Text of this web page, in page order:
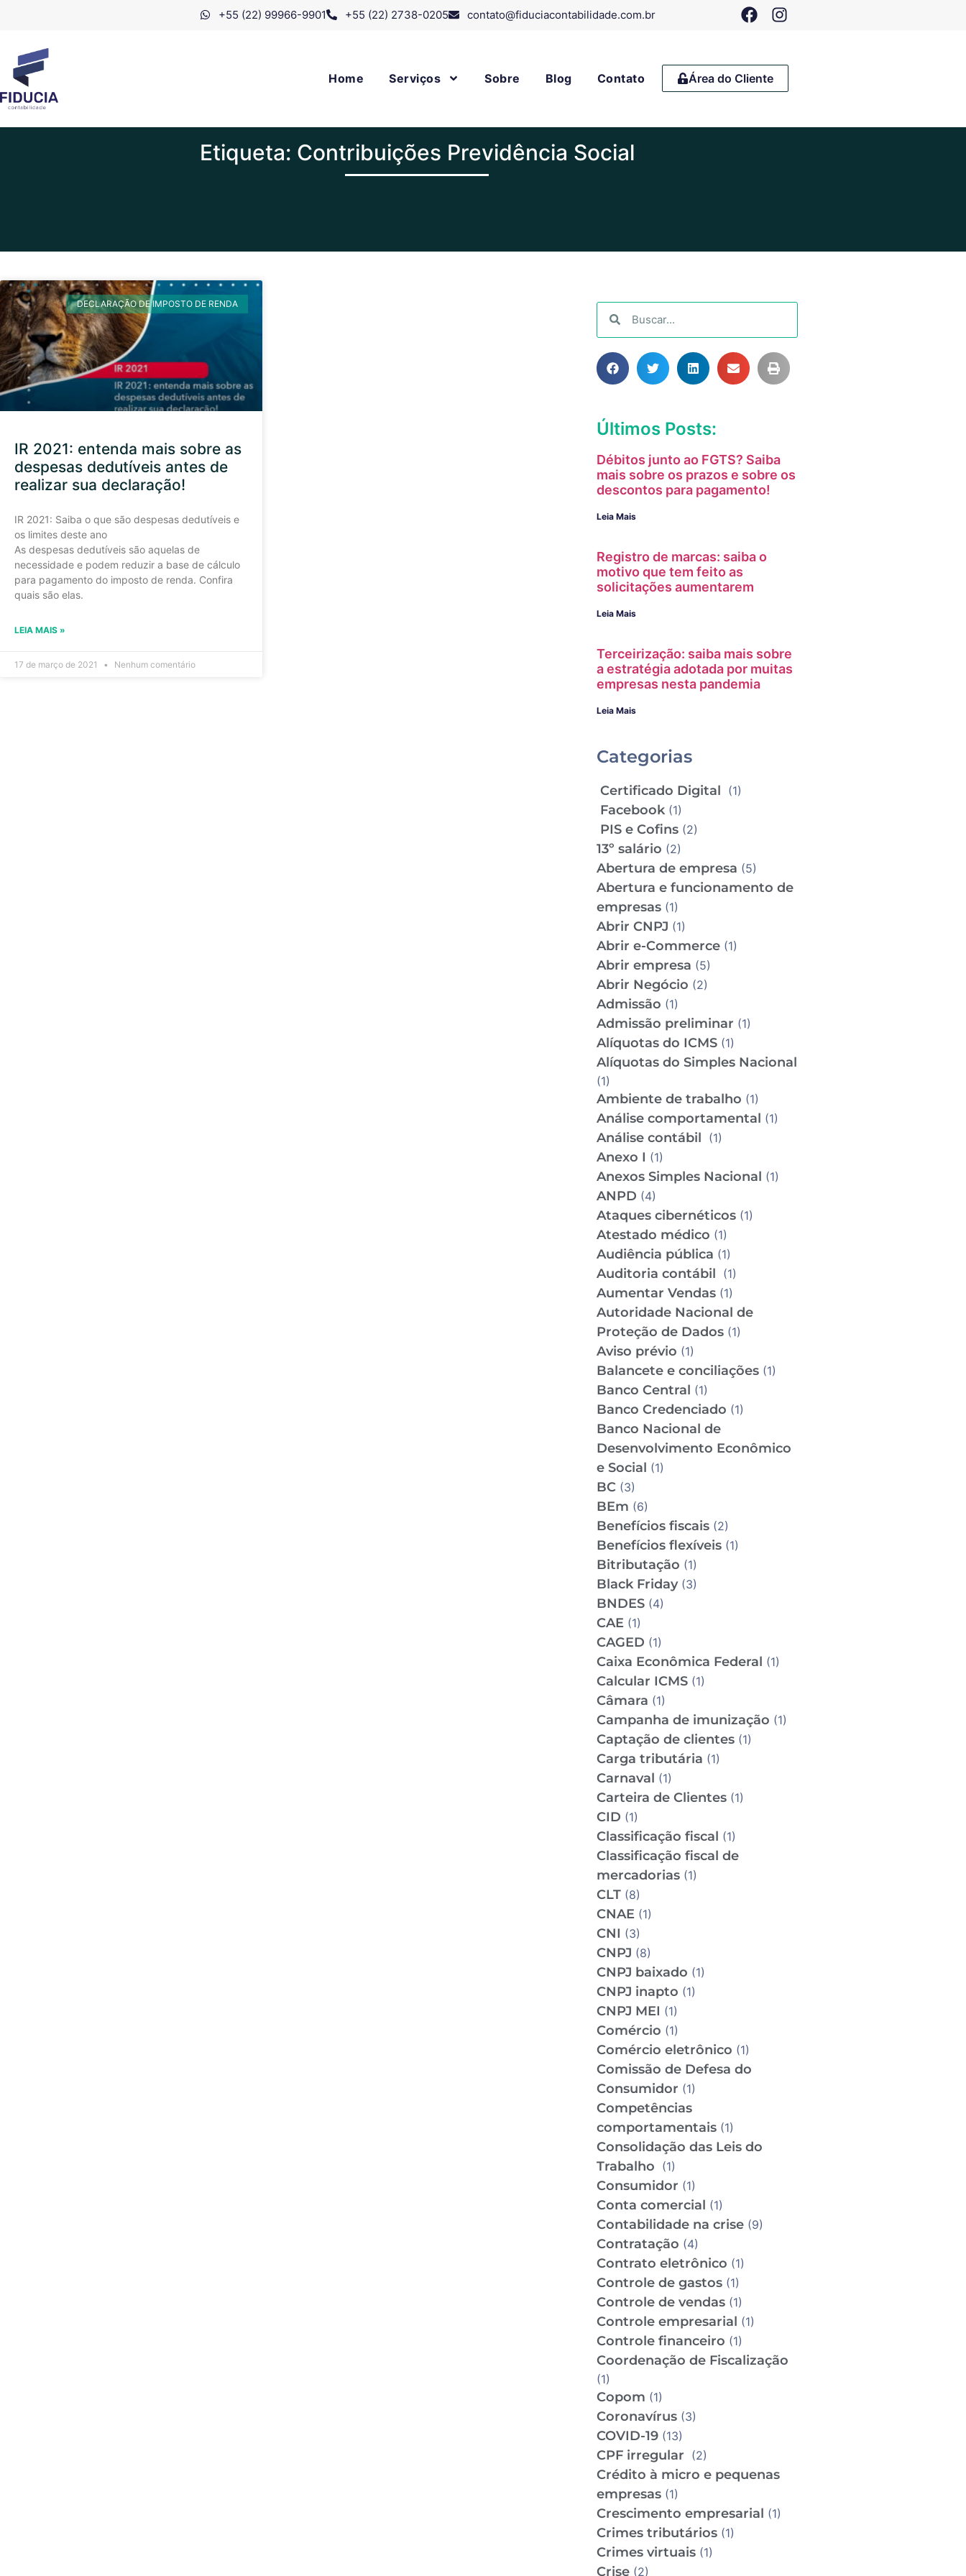
+55 (22) 99966-9901 +55 (22) 2738-0205 contato@fiduciacontabilidade.com.br
Home Serviços Sobre Blog Contato Área do Cliente
Etiqueta: Contribuições Previdência Social
DECLARAÇÃO DE IMPOSTO DE RENDA
IR 2021: entenda mais sobre as
despesas dedutíveis antes de
realizar sua declaração!
IR 2021: Saiba o que são despesas dedutíveis e
os limites deste ano
As despesas dedutíveis são aquelas de
necessidade e podem reduzir a base de cálculo
para pagamento do imposto de renda. Confira
quais são elas.
LEIA MAIS »
17 de março de 2021 Nenhum comentário
Últimos Posts:
Débitos junto ao FGTS? Saiba
mais sobre os prazos e sobre os
descontos para pagamento!
Leia Mais
Registro de marcas: saiba o
motivo que tem feito as
solicitações aumentarem
Leia Mais
Terceirização: saiba mais sobre
a estratégia adotada por muitas
empresas nesta pandemia
Leia Mais
Categorias
Certificado Digital (1)
Facebook(1)
PIS e Cofins(2)
13º salário (2)
Abertura de empresa (5)
Abertura e funcionamento de
empresas(1)
Abrir CNPJ (1)
Abrir e-Commerce(1)
Abrir empresa (5)
Abrir Negócio (2)
Admissão (1)
Admissão preliminar (1)
Alíquotas do ICMS(1)
Alíquotas do Simples Nacional
(1)
Ambiente de trabalho (1)
Análise comportamental (1)
Análise contábil (1)
Anexo I (1)
Anexos Simples Nacional (1)
ANPD (4)
Ataques cibernéticos(1)
Atestado médico (1)
Audiência pública (1)
Auditoria contábil (1)
Aumentar Vendas(1)
Autoridade Nacional de
Proteção de Dados(1)
Aviso prévio (1)
Balancete e conciliações(1)
Banco Central (1)
Banco Credenciado (1)
Banco Nacional de
Desenvolvimento Econômico
e Social (1)
BC(3)
BEm (6)
Benefícios fiscais(2)
Benefícios flexíveis(1)
Bitributação (1)
Black Friday(3)
BNDES(4)
CAE (1)
CAGED (1)
Caixa Econômica Federal (1)
Calcular ICMS(1)
Câmara (1)
Campanha de imunização (1)
Captação de clientes(1)
Carga tributária (1)
Carnaval (1)
Carteira de Clientes(1)
CID (1)
Classificação fiscal (1)
Classificação fiscal de
mercadorias(1)
CLT(8)
CNAE (1)
CNI (3)
CNPJ (8)
CNPJ baixado (1)
CNPJ inapto (1)
CNPJ MEI (1)
Comércio (1)
Comércio eletrônico (1)
Comissão de Defesa do
Consumidor (1)
Competências
comportamentais(1)
Consolidação das Leis do
Trabalho (1)
Consumidor (1)
Conta comercial (1)
Contabilidade na crise(9)
Contratação (4)
Contrato eletrônico (1)
Controle de gastos(1)
Controle de vendas(1)
Controle empresarial (1)
Controle financeiro (1)
Coordenação de Fiscalização
(1)
Copom (1)
Coronavírus(3)
COVID-19(13)
CPF irregular (2)
Crédito à micro e pequenas
empresas(1)
Crescimento empresarial (1)
Crimes tributários(1)
Crimes virtuais(1)
Crise(2)